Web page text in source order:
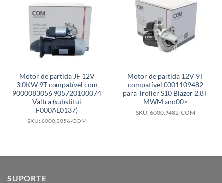
Motor de partida JF 12V
3,0KW 9T compatível com
9000083056 905720100074
Valtra (substitui
F000AL0137)
SKU: 6000.3056-COM
Motor de partida 12V 9T
compatível 0001109482
para Troller S10 Blazer 2.8T
MWM ano00>
SKU: 6000.9482-COM
SUPORTE